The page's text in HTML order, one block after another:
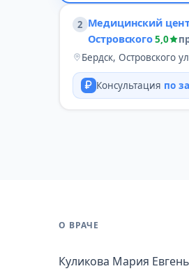
2 Медицинский
Островского5,0
Бердск, Островского
Консультация по
О ВРАЧЕ
Куликова Мария